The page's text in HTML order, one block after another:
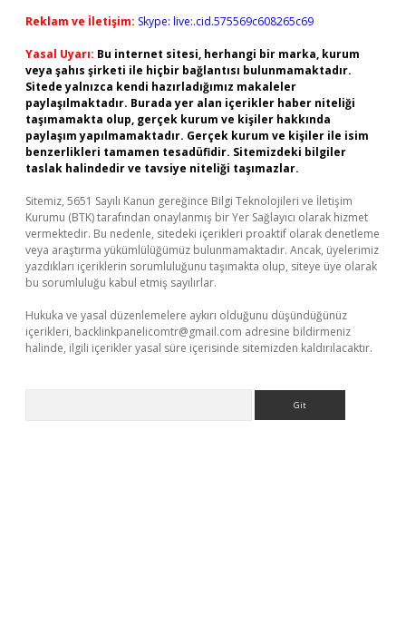
Reklam ve İletişim: Skype: live:.cid.575569c608265c69
Yasal Uyarı: Bu internet sitesi, herhangi bir marka, kurum
veya şahıs şirketi ile hiçbir bağlantısı bulunmamaktadır.
Sitede yalnızca kendi hazırladığımız makaleler
paylaşılmaktadır. Burada yer alan içerikler haber niteliği
taşımamakta olup, gerçek kurum ve kişiler hakkında
paylaşım yapılmamaktadır. Gerçek kurum ve kişiler ile isim
benzerlikleri tamamen tesadüfidir. Sitemizdeki bilgiler
taslak halindedir ve tavsiye niteliği taşımazlar.
Sitemiz, 5651 Sayılı Kanun gereğince Bilgi Teknolojileri ve İletişim
Kurumu (BTK) tarafından onaylanmış bir Yer Sağlayıcı olarak hizmet
vermektedir. Bu nedenle, sitedeki içerikleri proaktif olarak denetleme
veya araştırma yükümlülüğümüz bulunmamaktadır. Ancak, üyelerimiz
yazdıkları içeriklerin sorumluluğunu taşımakta olup, siteye üye olarak
bu sorumluluğu kabul etmiş sayılırlar.
Hukuka ve yasal düzenlemelere aykırı olduğunu düşündüğünüz
içerikleri, backlinkpanelicomtr@gmail.com adresine bildirmeniz
halinde, ilgili içerikler yasal süre içerisinde sitemizden kaldırılacaktır.